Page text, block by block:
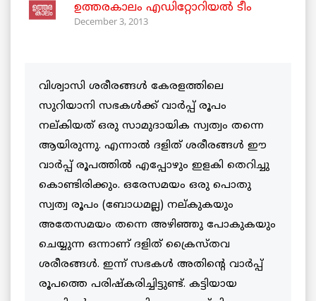
ഉത്തരകാലം എഡിറ്റോറിയല്‍ ടീം
December 3, 2013
വിശ്വാസി ശരീരങ്ങള്‍ കേരളത്തിലെ
സുറിയാനി സഭകള്‍ക്ക് വാര്‍പ്പ് രൂപം
നല്കിയത് ഒരു സാമുദായിക സ്വത്വം തന്നെ
ആയിരുന്നു. എന്നാല്‍ ദളിത് ശരീരങ്ങള്‍ ഈ
വാര്‍പ്പ് രൂപത്തില്‍ എപ്പോഴും ഇളകി തെറിച്ചു
കൊണ്ടിരിക്കും. ഒരേസമയം ഒരു പൊതു
സ്വത്വ രൂപം (ബോധമല്ല) നല്കുകയും
അതേസമയം തന്നെ അഴിഞ്ഞു പോകുകയും
ചെയ്യുന്ന ഒന്നാണ് ദളിത് ക്രൈസ്തവ
ശരീരങ്ങള്‍. ഇന്ന് സഭകള്‍ അതിന്റെ വാര്‍പ്പ്
രൂപത്തെ പരിഷ്കരിച്ചിട്ടുണ്ട്. കട്ടിയായ